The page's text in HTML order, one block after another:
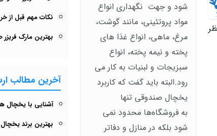
شود و جهت نگهداری انواع
مواد پروتئینی، مانند گوشت،
مرغ، ماهی، انواع غذا های
پخته و نیمه پخته، انواع
سبزیجات و لبنیات به کار می
رود.البته باید گفت که کاربرد
یخچال صندوقی تنها
به فروشگاه‌ها محدود نمی
شود بلکه در منازل و دفاتر
نکات مهم قبل از
بهترین مارک
آخرین مطالب
آشنایی با یخچال
بهترین برند